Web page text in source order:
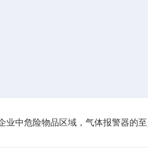
业中危险物品区域，气体报警器的